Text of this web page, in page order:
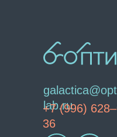
lab.ru
+7 (996)
36